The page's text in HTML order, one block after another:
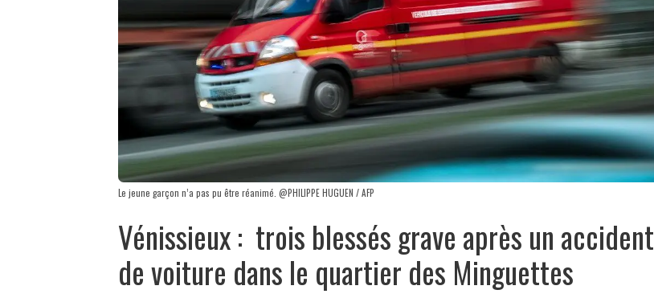
Le jeune garçon n’a pas pu être réanimé. @PHILIPPE HUGUEN / AFP
Vénissieux : trois blessés grave après un accident
de voiture dans le quartier des Minguettes